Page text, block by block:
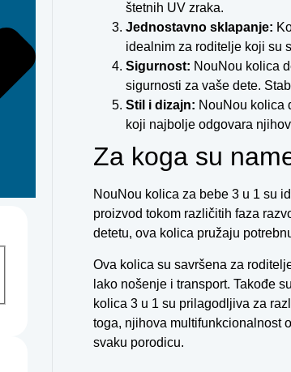
štetnih UV zraka.
Jednostavno sklapanje:
idealnim za roditelje koji su
Sigurnost: NouNou kolica
sigurnosti za vaše dete.
Stil i dizajn: NouNou kolica
koji najbolje odgovara
Za koga su
NouNou kolica za bebe 3 u 1 su
proizvod tokom različitih faza
detetu, ova kolica pružaju
Ova kolica su savršena za
lako nošenje i transport. Takođe
kolica 3 u 1 su prilagodljiva za
toga, njihova multifunkcionalnost
svaku porodicu.